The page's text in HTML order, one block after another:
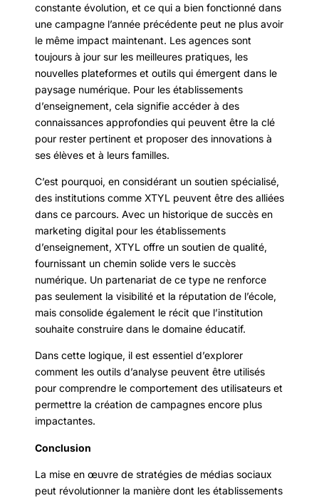
constante évolution, et ce qui a bien fonctionné dans
une campagne l’année précédente peut ne plus avoir
le même impact maintenant. Les agences sont
toujours à jour sur les meilleures pratiques, les
nouvelles plateformes et outils qui émergent dans le
paysage numérique. Pour les établissements
d’enseignement, cela signifie accéder à des
connaissances approfondies qui peuvent être la clé
pour rester pertinent et proposer des innovations à
ses élèves et à leurs familles.
C’est pourquoi, en considérant un soutien spécialisé,
des institutions comme XTYL peuvent être des alliées
dans ce parcours. Avec un historique de succès en
marketing digital pour les établissements
d’enseignement, XTYL offre un soutien de qualité,
fournissant un chemin solide vers le succès
numérique. Un partenariat de ce type ne renforce
pas seulement la visibilité et la réputation de l’école,
mais consolide également le récit que l’institution
souhaite construire dans le domaine éducatif.
Dans cette logique, il est essentiel d’explorer
comment les outils d’analyse peuvent être utilisés
pour comprendre le comportement des utilisateurs et
permettre la création de campagnes encore plus
impactantes.
Conclusion
La mise en œuvre de stratégies de médias sociaux
peut révolutionner la manière dont les établissements